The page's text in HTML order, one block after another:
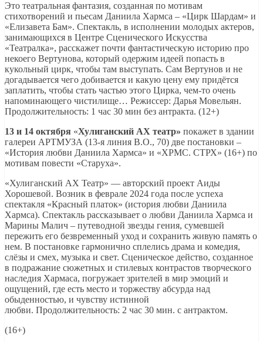
Это театральная фантазия, созданная по мотивам
стихотворений и пьесам Даниила Хармса – «Цирк Шардам» и
«Елизавета Бам». Спектакль, в исполнении молодых актеров,
занимающихся в Центре Сценического Искусства
«Театралка», расскажет почти фантастическую историю про
некоего Вертунова, который одержим идеей попасть в
кукольный цирк, чтобы там выступать. Сам Вертунов и не
догадывается чего добивается и какую цену ему придётся
заплатить, чтобы стать частью этого Цирка, чем-то очень
напоминающего чистилище… Режиссер: Дарья Мовельян.
Продолжительность: 1 час 30 мин без антракта. (12+)
13 и 14 октября «Хулиганский АХ театр» покажет в здании
галереи АРТМУЗА (13-я линия В.О., 70) две постановки –
«История любви Даниила Хармса» и «ХРМС. СТРХ» (16+) по
мотивам повести «Старуха».
«Хулиганский АХ Театр» — авторский проект Аиды
Хорошевой. Возник в феврале 2024 года после успеха
спектакля «Красный платок» (история любви Даниила
Хармса). Спектакль рассказывает о любви Даниила Хармса и
Марины Малич – путеводной звезды гения, сумевшей
пережить его безвременный уход и сохранить живую память о
нем. В постановке гармонично сплелись драма и комедия,
слёзы и смех, музыка и свет. Сценическое действо, созданное
в подражание сюжетных и стилевых контрастов творческого
наследия Хармаса, погружает зрителей в мир эмоций и
ощущений, где есть место и торжеству абсурда над
обыденностью, и чувству истинной
любви. Продолжительность: 2 час 30 мин. с антрактом.
(16+)